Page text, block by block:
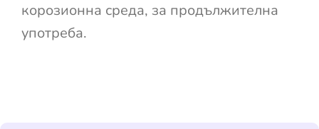
корозионна среда, за продължителна
употреба.